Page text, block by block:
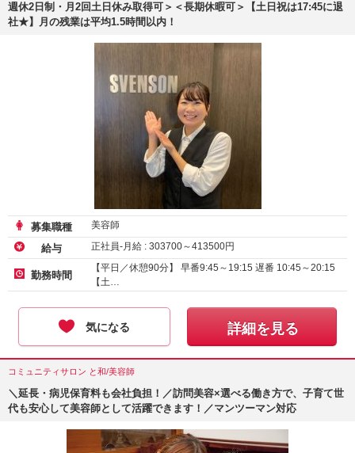
週休2日制・月2回土日休み取得可＞＜長期休暇可＞【土日祝は17:45に退
社★】月の残業は平均1.5時間以内！
募集職種 美容師
給与 正社員-月給 : 303700～413500円
勤務時間
【平日／休憩90分】 早番9:45～19:15 遅番 10:45～20:15
【土…
気になる 詳細を見る
コミュニティサロン と和/美容師
＼延長・病児保育料も会社負担！／訪問美容×選べる働き方で、子育て世
代も安心して美容師として活躍できます！／マンツーマン対応